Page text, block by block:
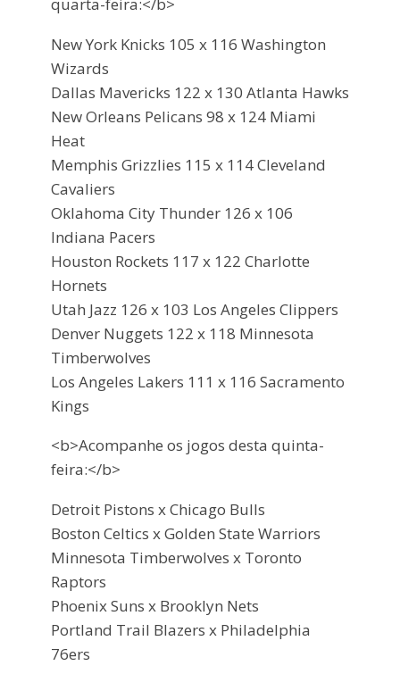
New York Knicks 105 x 116 Washington
Wizards
Dallas Mavericks 122 x 130 Atlanta Hawks
New Orleans Pelicans 98 x 124 Miami
Heat
Memphis Grizzlies 115 x 114 Cleveland
Cavaliers
Oklahoma City Thunder 126 x 106
Indiana Pacers
Houston Rockets 117 x 122 Charlotte
Hornets
Utah Jazz 126 x 103 Los Angeles Clippers
Denver Nuggets 122 x 118 Minnesota
Timberwolves
Los Angeles Lakers 111 x 116 Sacramento
Kings
<b>Acompanhe os jogos desta quinta-
feira:</b>
Detroit Pistons x Chicago Bulls
Boston Celtics x Golden State Warriors
Minnesota Timberwolves x Toronto
Raptors
Phoenix Suns x Brooklyn Nets
Portland Trail Blazers x Philadelphia
76ers